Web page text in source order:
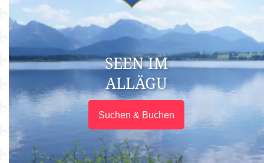
SEEN IM
ALLÄGU
Suchen & Buchen